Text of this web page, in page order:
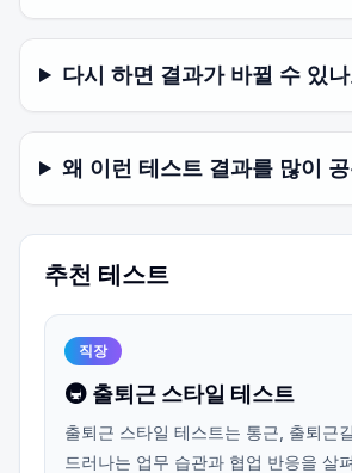
다시 하면 결과가 바뀔 수 있
왜 이런 테스트 결과를 많이
추천 테스트
직장
🚇 출퇴근 스타일 테스트
출퇴근 스타일 테스트는 통근, 출퇴근
드러나는 업무 습관과 협업 반응을 살